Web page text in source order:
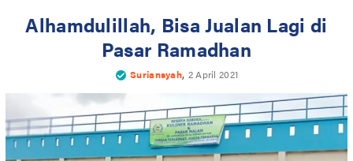
Alhamdulillah, Bisa Jualan Lagi di
Pasar Ramadhan
Suriansyah, 2 April 2021